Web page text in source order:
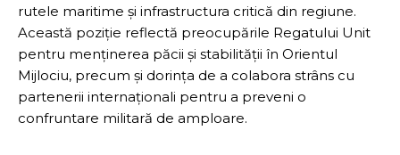
rutele maritime și infrastructura critică din regiune.
Această poziție reflectă preocupările Regatului Unit
pentru menținerea păcii și stabilității în Orientul
Mijlociu, precum și dorința de a colabora strâns cu
partenerii internaționali pentru a preveni o
confruntare militară de amploare.